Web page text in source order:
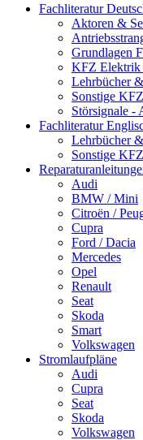
Fachliteratur
Aktoren &
Grundlagen
KFZ
Lehrbücher
Sonstige
Störsignale -
Fachliteratur
Lehrbücher
Sonstige
Audi
BMW / Mini
Citroën /
Cupra
Ford / Dacia
Mercedes
Opel
Renault
Seat
Skoda
Smart
Volkswagen
Stromlaufpläne
Audi
Cupra
Seat
Skoda
Volkswagen